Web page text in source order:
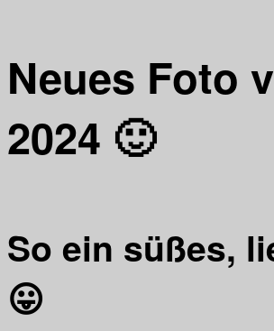
Neues Foto
2024 🙂
So ein süßes,
😛